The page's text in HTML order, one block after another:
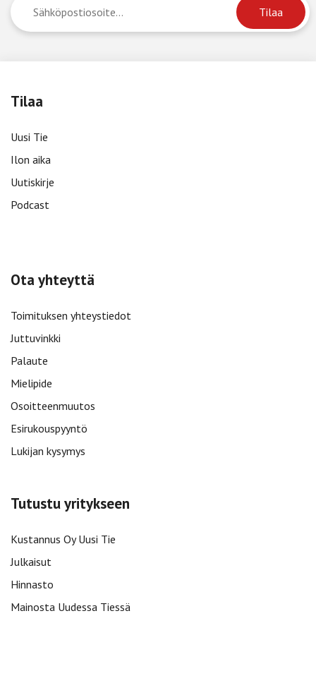
Tilaa
Uusi Tie
Ilon aika
Uutiskirje
Podcast
Ota yhteyttä
Toimituksen yhteystiedot
Juttuvinkki
Palaute
Mielipide
Osoitteenmuutos
Esirukouspyyntö
Lukijan kysymys
Tutustu yritykseen
Kustannus Oy Uusi Tie
Julkaisut
Hinnasto
Mainosta Uudessa Tiessä